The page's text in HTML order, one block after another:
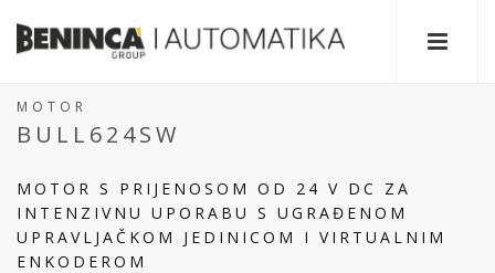
MOTOR
BULL624SW
MOTOR S PRIJENOSOM OD 24 V DC ZA
INTENZIVNU UPORABU S UGRAĐENOM
UPRAVLJAČKOM JEDINICOM I VIRTUALNIM
ENKODEROM